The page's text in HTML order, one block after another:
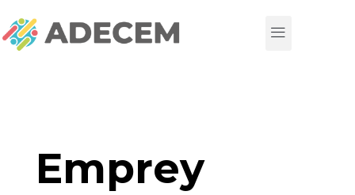
Emprey